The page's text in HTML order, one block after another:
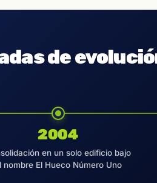
de
2004
en un solo edificio bajo
nombre El Hueco Número Uno